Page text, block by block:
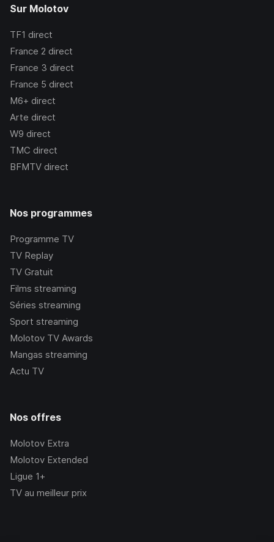
Sur Molotov
TF1 direct
France 2 direct
France 3 direct
France 5 direct
M6+ direct
Arte direct
W9 direct
TMC direct
BFMTV direct
Nos programmes
Programme TV
TV Replay
TV Gratuit
Films streaming
Séries streaming
Sport streaming
Molotov TV Awards
Mangas streaming
Actu TV
Nos offres
Molotov Extra
Molotov Extended
Ligue 1+
TV au meilleur prix